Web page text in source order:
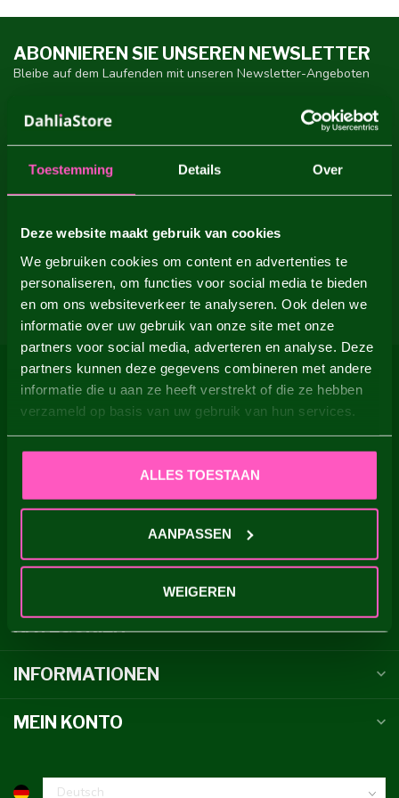
Toestemming Details Over
Deze website maakt gebruik van cookies
We gebruiken cookies om content en advertenties te
personaliseren, om functies voor social media te bieden
en om ons websiteverkeer te analyseren. Ook delen we
informatie over uw gebruik van onze site met onze
partners voor social media, adverteren en analyse. Deze
partners kunnen deze gegevens combineren met andere
informatie die u aan ze heeft verstrekt of die ze hebben
verzameld op basis van uw gebruik van hun services.
ALLES TOESTAAN
AANPASSEN
WEIGEREN
finden Sie unsere Firmendaten, Antworten auf häufig gestellte
Fragen und verschiedene Möglichkeiten, uns zu kontaktieren.
KUNDENDIENST
ABONNIEREN SIE UNSEREN NEWSLETTER
Bleibe auf dem Laufenden mit unseren Newsletter-Angeboten
DAHLIA STORE
Loosterweg Zuid 23
the Netherlands
KATEGORIEN
INFORMATIONEN
MEIN KONTO